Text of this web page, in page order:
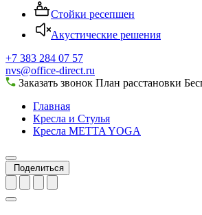
Стойки ресепшен
Акустические решения
+7 383 284 07 57
nvs@office-direct.ru
Заказать звонок План расстановки
Главная
Кресла и Стулья
Кресла METTA YOGA
Поделиться